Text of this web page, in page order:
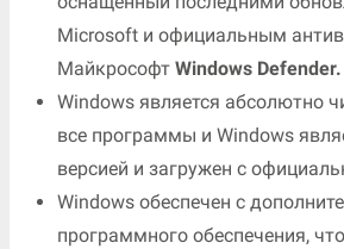
Microsoft и официальным
Майкрософт Windows Defender.
Windows является абсолютно
все программы и Windows
версией и загружен с
Windows обеспечен с
программного обеспечения,